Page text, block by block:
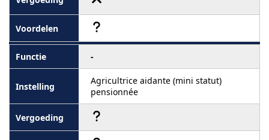
-
Agricultrice aidante (mini statut)
pensionnée